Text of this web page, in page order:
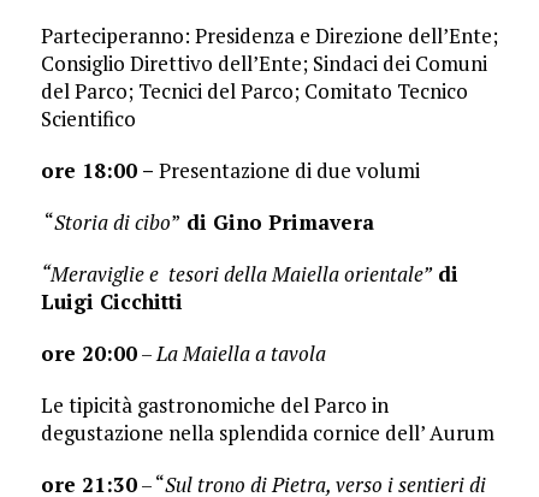
Parteciperanno: Presidenza e Direzione dell’Ente;
Consiglio Direttivo dell’Ente; Sindaci dei Comuni
del Parco; Tecnici del Parco; Comitato Tecnico
Scientifico
ore 18:00 – Presentazione di due volumi
“Storia di cibo” di Gino Primavera
“Meraviglie e tesori della Maiella orientale”di
Luigi Cicchitti
ore 20:00–La Maiella a tavola
Le tipicità gastronomiche del Parco in
degustazione nella splendida cornice dell’ Aurum
ore 21:30– “Sul trono di Pietra, verso i sentieri di